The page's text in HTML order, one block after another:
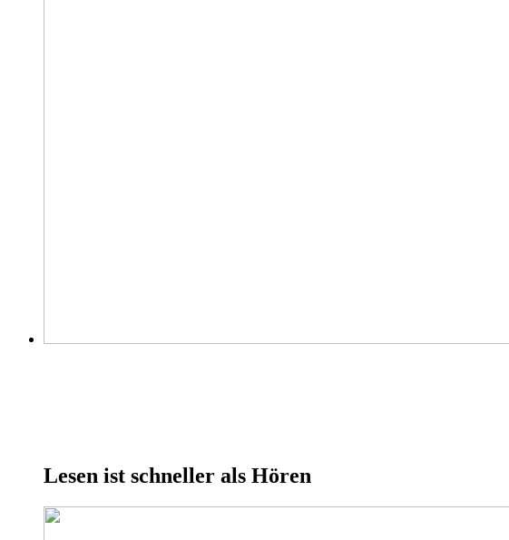
Lesen ist schneller als Hören